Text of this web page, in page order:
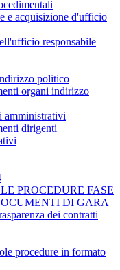
e acquisizione d'ufficio
responsabile
politico
organi indirizzo
amministrativi
dirigenti
PROCEDURE FASE
DI GARA
dei contratti
procedure in formato